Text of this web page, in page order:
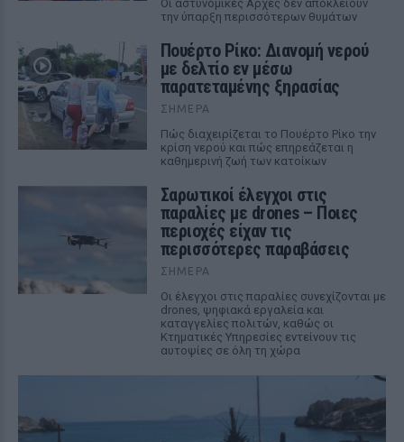
Οι αστυνομικές Αρχές δεν αποκλείουν
την ύπαρξη περισσότερων θυμάτων
Πουέρτο Ρίκο: Διανομή νερού
με δελτίο εν μέσω
παρατεταμένης ξηρασίας
ΣΉΜΕΡΑ
Πώς διαχειρίζεται το Πουέρτο Ρίκο την
κρίση νερού και πώς επηρεάζεται η
καθημερινή ζωή των κατοίκων
Σαρωτικοί έλεγχοι στις
παραλίες με drones – Ποιες
περιοχές είχαν τις
περισσότερες παραβάσεις
ΣΉΜΕΡΑ
Οι έλεγχοι στις παραλίες συνεχίζονται με
drones, ψηφιακά εργαλεία και
καταγγελίες πολιτών, καθώς οι
Κτηματικές Υπηρεσίες εντείνουν τις
αυτοψίες σε όλη τη χώρα